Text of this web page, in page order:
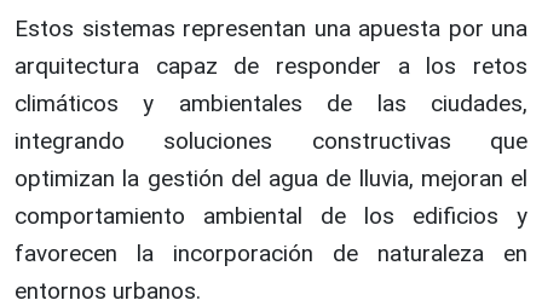
Estos sistemas representan una apuesta por una
arquitectura capaz de responder a los retos
climáticos y ambientales de las ciudades,
integrando soluciones constructivas que
optimizan la gestión del agua de lluvia, mejoran el
comportamiento ambiental de los edificios y
favorecen la incorporación de naturaleza en
entornos urbanos.